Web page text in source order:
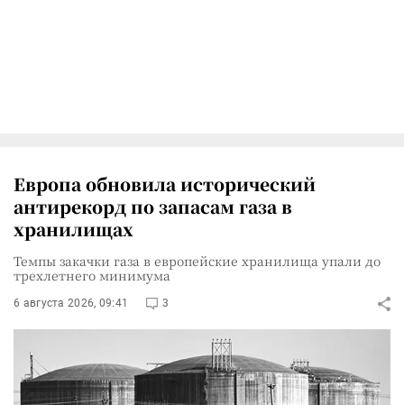
Европа обновила исторический
антирекорд по запасам газа в
хранилищах
Темпы закачки газа в европейские хранилища упали до
трехлетнего минимума
6 августа 2026, 09:41 3